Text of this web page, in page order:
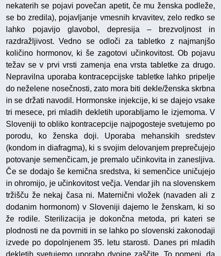
nekaterih se pojavi povečan apetit, če mu ženska podleže,
se bo zredila), pojavljanje vmesnih krvavitev, zelo redko se
lahko pojavijo glavobol, depresija – brezvoljnost in
razdražljivost. Vedno se odloči za tabletko z najmanjšo
količino hormonov, ki še zagotovi učinkovitost. Ob pojavu
težav se v prvi vrsti zamenja ena vrsta tabletke za drugo.
Nepravilna uporaba kontracepcijske tabletke lahko pripelje
do neželene nosečnosti, zato mora biti dekle/ženska skrbna
in se držati navodil. Hormonske injekcije, ki se dajejo vsake
tri mesece, pri mladih dekletih uporabljamo le izjemoma. V
Sloveniji to obliko kontracepcije najpogosteje svetujemo po
porodu, ko ženska doji. Uporaba mehanskih sredstev
(kondom in diafragma), ki s svojim delovanjem preprečujejo
potovanje semenčicam, je premalo učinkovita in zanesljiva.
Če se dodajo še kemična sredstva, ki semenčice uničujejo
in ohromijo, je učinkovitost večja. Vendar jih na slovenskem
tržišču že nekaj časa ni. Maternični vložek (navaden ali z
dodanim hormonom) v Sloveniji dajemo le ženskam, ki so
že rodile. Sterilizacija je dokončna metoda, pri kateri se
plodnosti ne da povrniti in se lahko po slovenski zakonodaji
izvede po dopolnjenem 35. letu starosti. Danes pri mladih